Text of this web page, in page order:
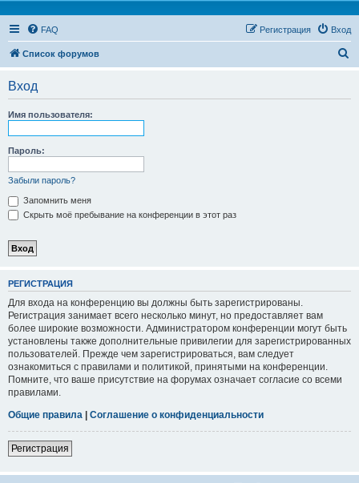
FAQ Вход
Регистрация
Список форумов
Вход
Имя пользователя:
Пароль:
Забыли пароль?
Запомнить меня
Скрыть моё пребывание на конференции в этот раз
РЕГИСТРАЦИЯ
Для входа на конференцию вы должны быть зарегистрированы.
Регистрация занимает всего несколько минут, но предоставляет вам
более широкие возможности. Администратором конференции могут быть
установлены также дополнительные привилегии для зарегистрированных
пользователей. Прежде чем зарегистрироваться, вам следует
ознакомиться с правилами и политикой, принятыми на конференции.
Помните, что ваше присутствие на форумах означает согласие со всеми
правилами.
Общие правила | Соглашение о конфиденциальности
Регистрация